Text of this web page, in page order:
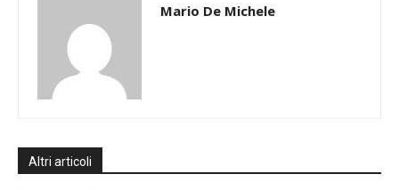
Mario De Michele
Altri articoli